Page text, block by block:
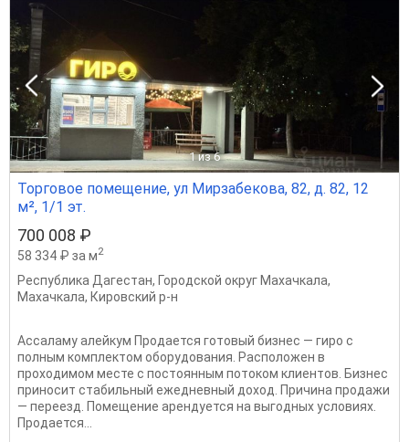
1 из 6
Торговое помещение, ул Мирзабекова, 82, д. 82, 12
м², 1/1 эт.
700 008 ₽
58 334 ₽ за м2
Республика Дагестан, Городской округ Махачкала,
Махачкала, Кировский р-н
Ассаламу алейкум Продается готовый бизнес — гиро с
полным комплектом оборудования. Расположен в
проходимом месте с постоянным потоком клиентов. Бизнес
приносит стабильный ежедневный доход. Причина продажи
— переезд. Помещение арендуется на выгодных условиях.
Продается...